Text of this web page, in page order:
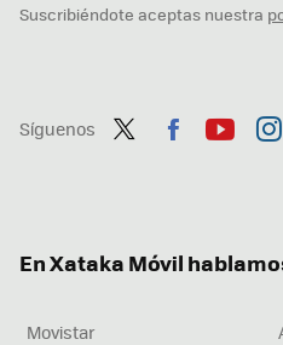
Suscribiéndote aceptas nuestra
Síguenos
En Xataka Móvil
Movistar